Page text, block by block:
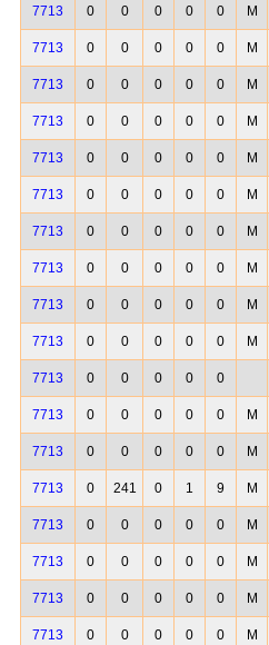
7713
0 0 0 0 0 M
7713
0 0 0 0 0 M
7713
0 0 0 0 0 M
7713
0 0 0 0 0 M
7713
0 0 0 0 0 M
7713
0 0 0 0 0 M
7713
0 0 0 0 0 M
7713
0 0 0 0 0 M
7713
0 0 0 0 0 M
7713
0 0 0 0 0 M
7713
0 0 0 0 0
7713 0 0 0 0 0 M
7713
0 0 0 0 0 M
7713
0 241 0 1 9 M
7713 0 0 0 0 0 M
7713
0 0 0 0 0 M
7713
0 0 0 0 0 M
7713
0 0 0 0 0 M